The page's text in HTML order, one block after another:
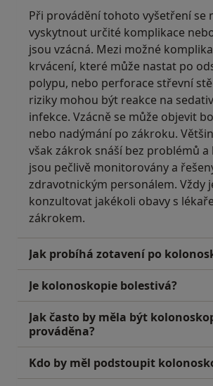
Při provádění tohoto vyšetření se
vyskytnout určité komplikace
jsou vzácná. Mezi možné
krvácení, které může nastat po
polypu, nebo perforace střevní
riziky mohou být reakce na
infekce. Vzácně se může objevit
nebo nadýmání po zákroku.
však zákrok snáší bez problémů a
jsou pečlivě monitorovány a
zdravotnickým personálem. Vždy
konzultovat jakékoli obavy s
zákrokem.
Jak probíhá zotavení po
Je kolonoskopie bolestivá?
Jak často by měla být
prováděna?
Kdo by měl podstoupit